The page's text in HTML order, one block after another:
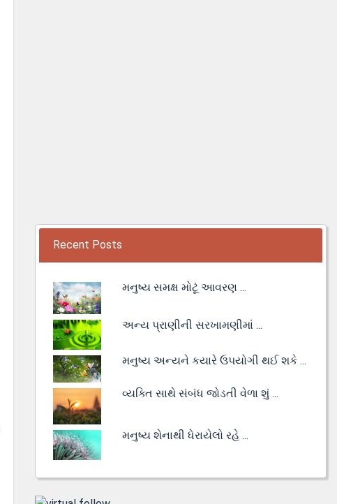
Recent Posts
મનુષ્ય સમક્ષ મોટૂં આવરણ ...
અન્ય પ્રાણીની સરખામણીમાં ...
મનુષ્ય અન્યને કયારે ઉપયોગી થઈ શકે ...
વ્યક્તિ સાથે સંબંધ જોડતી વેળા શું ...
મનુષ્ય શેનાથી ધેરાયેલો રહે ...